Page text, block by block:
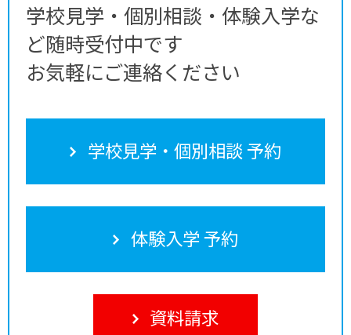
学校見学・個別相談・体験入学な
ど随時受付中です
お気軽にご連絡ください
学校見学・個別相談 予約
体験入学 予約
資料請求